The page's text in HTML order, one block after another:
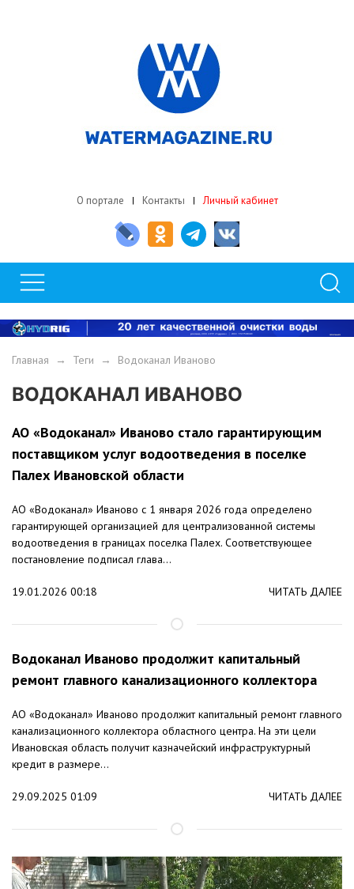
О портале Контакты Личный кабинет
Главная → Теги → Водоканал Иваново
ВОДОКАНАЛ ИВАНОВО
АО «Водоканал» Иваново стало гарантирующим
поставщиком услуг водоотведения в поселке
Палех Ивановской области
АО «Водоканал» Иваново с 1 января 2026 года определено
гарантирующей организацией для централизованной системы
водоотведения в границах поселка Палех. Соответствующее
постановление подписал глава...
19.01.2026 00:18 ЧИТАТЬ ДАЛЕЕ
Водоканал Иваново продолжит капитальный
ремонт главного канализационного коллектора
АО «Водоканал» Иваново продолжит капитальный ремонт главного
канализационного коллектора областного центра. На эти цели
Ивановская область получит казначейский инфраструктурный
кредит в размере...
29.09.2025 01:09 ЧИТАТЬ ДАЛЕЕ